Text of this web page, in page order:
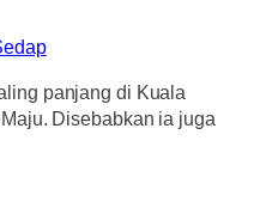
panjang di Kuala
Disebabkan ia juga